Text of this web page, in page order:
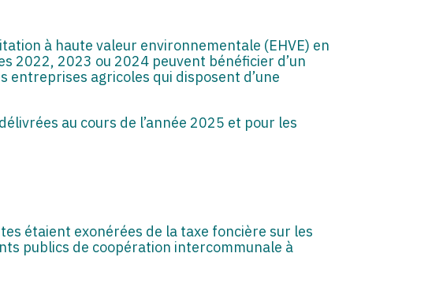
à haute valeur environnementale (EHVE) en
2022, 2023 ou 2024 peuvent bénéficier d’un
entreprises agricoles qui disposent d’une
au cours de l’année 2025 et pour les
étaient exonérées de la taxe foncière sur les
publics de coopération intercommunale à